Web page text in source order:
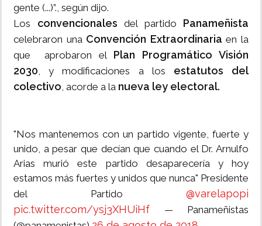
gente (...)”., según dijo.
Los convencionales del partido Panameñista
celebraron una Convención Extraordinariaen la
que aprobaron el Plan Programático Visión
2030, y modificaciones a los estatutos del
colectivo, acorde a la nueva ley electoral.
"Nos mantenemos con un partido vigente, fuerte y
unido, a pesar que decían que cuando el Dr. Arnulfo
Arias murió este partido desaparecería y hoy
estamos más fuertes y unidos que nunca" Presidente
del Partido @varelapopi
pic.twitter.com/ysj3XHUiHf — Panameñistas